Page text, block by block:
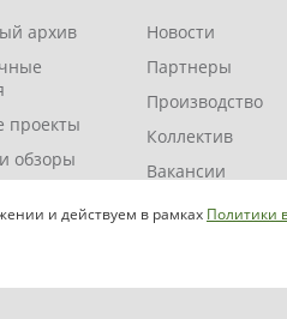
архив
проекты
обзоры
Новости
Партнеры
Производство
Коллектив
Вакансии
Истории успеха
и действуем в рамках Политики